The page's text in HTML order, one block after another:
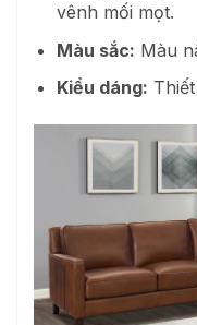
vênh mối mọt.
Màu sắc: Màu
Kiểu dáng: